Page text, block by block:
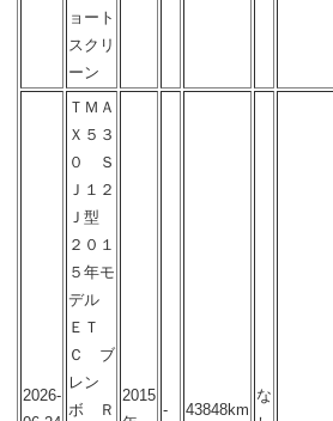
ョート
スクリ
ーン
2026-
ＴＭＡ
Ｘ５３
０ Ｓ
Ｊ１２
Ｊ型
２０１
５年モ
デル
ＥＴ
Ｃ ブ
レン
ボ Ｒ
2015
- 43848km
な